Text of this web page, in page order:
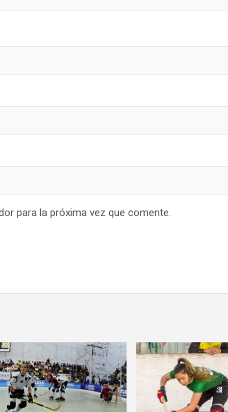
para la próxima vez que comente.